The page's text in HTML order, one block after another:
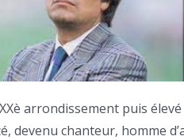
arrondissement puis
devenu chanteur, homme